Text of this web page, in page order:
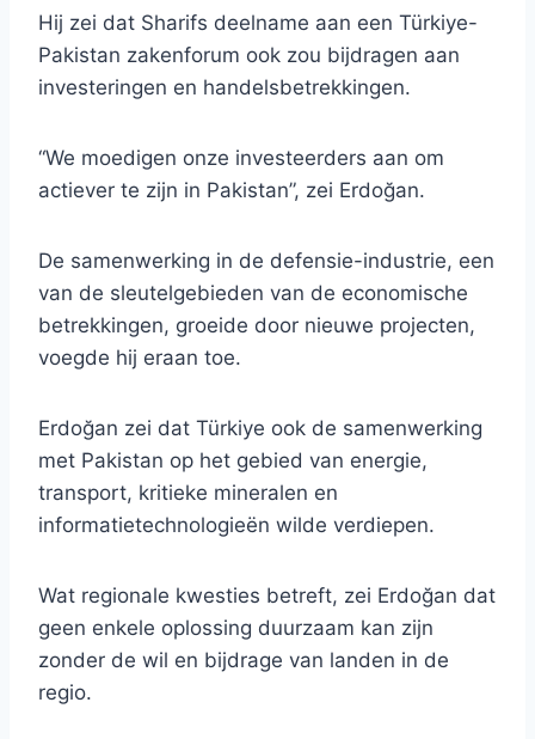
Hij zei dat Sharifs deelname aan een Türkiye-
Pakistan zakenforum ook zou bijdragen aan
investeringen en handelsbetrekkingen.
“We moedigen onze investeerders aan om
actiever te zijn in Pakistan”, zei Erdoğan.
De samenwerking in de defensie-industrie, een
van de sleutelgebieden van de economische
betrekkingen, groeide door nieuwe projecten,
voegde hij eraan toe.
Erdoğan zei dat Türkiye ook de samenwerking
met Pakistan op het gebied van energie,
transport, kritieke mineralen en
informatietechnologieën wilde verdiepen.
Wat regionale kwesties betreft, zei Erdoğan dat
geen enkele oplossing duurzaam kan zijn
zonder de wil en bijdrage van landen in de
regio.